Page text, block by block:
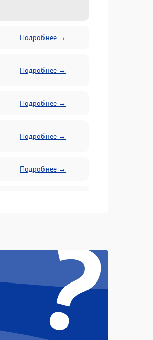
Подробнее →
Подробнее →
Подробнее →
Подробнее →
Подробнее →
Подробнее →
Подробнее →
Подробнее →
?